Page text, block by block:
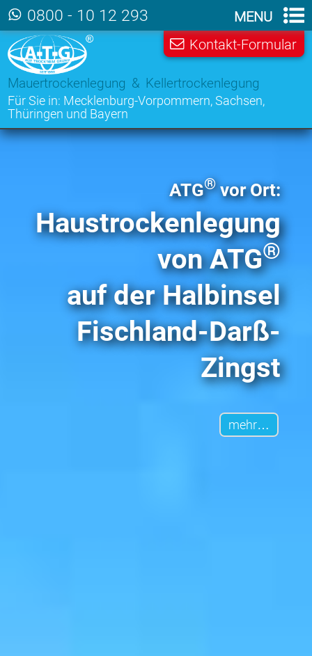
Zum Hauptinhalt der Seite MENU
Mauertrockenlegung & Kellertrockenlegung
Für Sie in: Mecklenburg-Vorpommern,Sachsen,
Thüringen und Bayern
0800 - 10 12 293
Kontakt-Formular
ATG®vor Ort:
Haus­trockenlegung
von ATG®
auf der Halb­insel
Fischland-Darß-
Zingst
mehr…